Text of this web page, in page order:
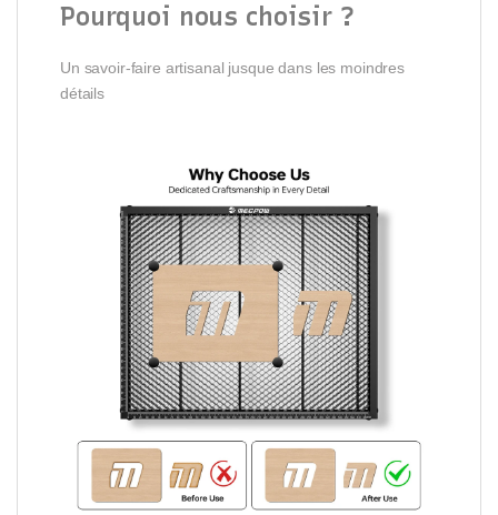
Pourquoi nous choisir ?
Un savoir-faire artisanal jusque dans les moindres
détails